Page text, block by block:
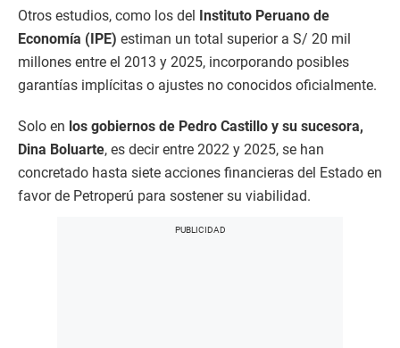
Otros estudios, como los del Instituto Peruano de
Economía (IPE) estiman un total superior a S/ 20 mil
millones entre el 2013 y 2025, incorporando posibles
garantías implícitas o ajustes no conocidos oficialmente.
Solo en los gobiernos de Pedro Castillo y su sucesora,
Dina Boluarte, es decir entre 2022 y 2025, se han
concretado hasta siete acciones financieras del Estado en
favor de Petroperú para sostener su viabilidad.